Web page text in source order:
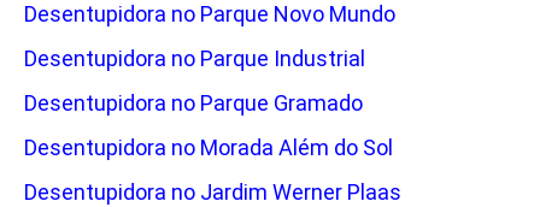
Desentupidora no Parque Novo Mundo
Desentupidora no Parque Industrial
Desentupidora no Parque Gramado
Desentupidora no Morada Além do Sol
Desentupidora no Jardim Werner Plaas